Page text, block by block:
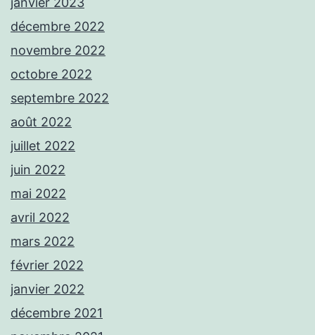
décembre 2022
novembre 2022
octobre 2022
septembre 2022
août 2022
juillet 2022
juin 2022
mai 2022
avril 2022
mars 2022
février 2022
janvier 2022
décembre 2021